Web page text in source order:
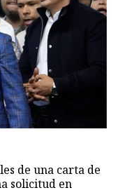
de una carta de
solicitud en